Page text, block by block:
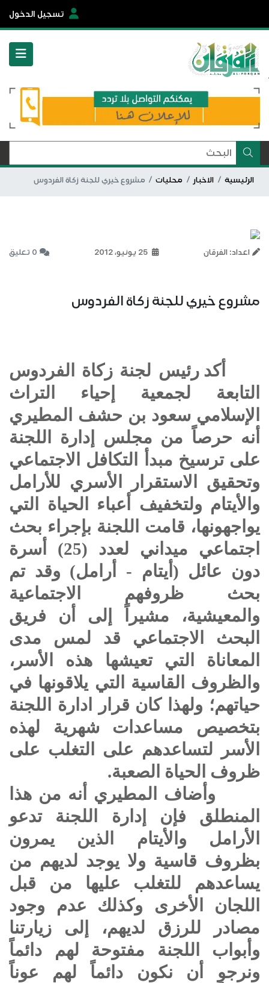
تسجيل الدخول
الرئيسية الاخبار محليات مشروع خيري للجنة زكاة الفردوس
اعداد: الفرقان 0 تعليق
مشروع خيري للجنة زكاة الفردوس
أكد رئيس لجنة زكاة الفردوس
التابعة لجمعية إحياء التراث
الإسلامي سعود بن حشف المطيري
أنه حرصاً من مجلس إدارة اللجنة
على ترسيخ مبدأ التكافل الاجتماعي
وتحقيق الاستقرار الأسري للأرامل
والأيتام ولتخفيف أعباء الحياة التي
يواجهونها، قامت اللجنة بإجراء بحث
اجتماعي ميداني لعدد (25) أسرة
دون عائل (أيتام - أرامل) وقد تم
بحث ظروفهم الاجتماعية
والمعيشية، مشيراً إلى أن فريق
البحث الاجتماعي قد لمس مدى
المعاناة التي تعيشها هذه الأسر،
والظروف القاسية التي يلاقونها في
حياتهم؛ ولهذا كان قرار ادارة اللجنة
بتخصيص مساعدات شهرية لهذه
الأسر لتساعدهم على التغلب على
ظروف الحياة الصعبة.
وأضاف المطيري أنه من هذا
المنطلق فإن إدارة اللجنة تدعو
الأرامل والأيتام الذين يمرون
بظروف قاسية ولا يوجد لديهم من
يساعدهم للتغلب عليها من قبل
اللجان الأخرى وكذلك عدم وجود
مصادر للرزق لديهم، إلى زيارتنا
وأبواب اللجنة مفتوحة لهم دائماً
ونرجو أن نكون دائماً لهم عوناً